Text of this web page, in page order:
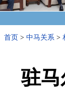
首页 > 中马关系 >
驻